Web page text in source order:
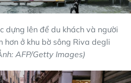
dựng lên để du khách và người
ở khu bờ sông Riva degli
AFP/Getty Images)